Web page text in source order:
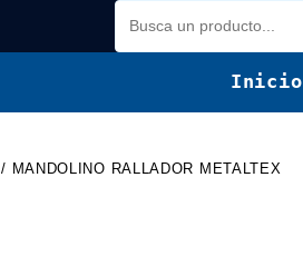
Inicio
/ MANDOLINO RALLADOR METALTEX